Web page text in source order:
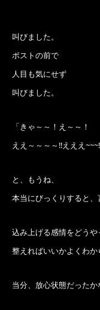
叫びました。
ポストの前で
人目も気にせず
叫びました。
「きゃ～～！え～～！
ええ～～～～‼えええ
と、もうね、
本当にびっくりすると、
込み上げる感情をどうや
整えればいいかよくわか
当分、放心状態だったか